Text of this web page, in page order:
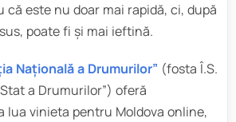
că este nu doar mai rapidă, ci, după
poate fi și mai ieftină.
Națională a Drumurilor” (fosta Î.S.
a Drumurilor”) oferă
lua vinieta pentru Moldova online,